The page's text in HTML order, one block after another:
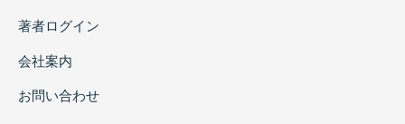
著者ログイン
会社案内
お問い合わせ